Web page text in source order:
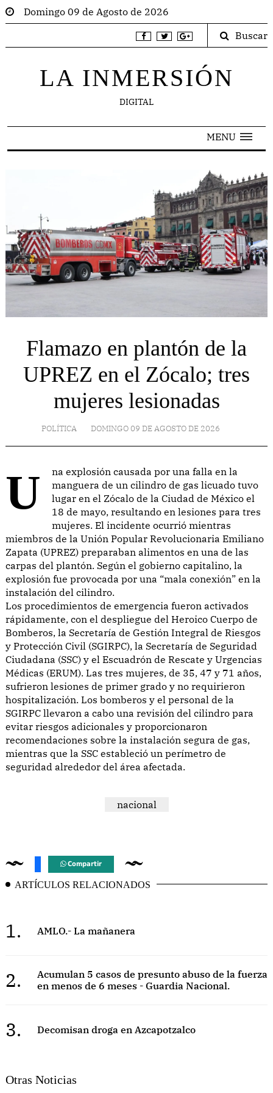
Domingo 09 de Agosto de 2026
Buscar
LA INMERSIÓN
DIGITAL
MENU
Flamazo en plantón de la
UPREZ en el Zócalo; tres
mujeres lesionadas
POLÍTICA DOMINGO 09 DE AGOSTO DE 2026
Una explosión causada por una falla en la
manguera de un cilindro de gas licuado tuvo
lugar en el Zócalo de la Ciudad de México el
18 de mayo, resultando en lesiones para tres
mujeres. El incidente ocurrió mientras
miembros de la Unión Popular Revolucionaria Emiliano
Zapata (UPREZ) preparaban alimentos en una de las
carpas del plantón. Según el gobierno capitalino, la
explosión fue provocada por una “mala conexión” en la
instalación del cilindro.
Los procedimientos de emergencia fueron activados
rápidamente, con el despliegue del Heroico Cuerpo de
Bomberos, la Secretaría de Gestión Integral de Riesgos
y Protección Civil (SGIRPC), la Secretaría de Seguridad
Ciudadana (SSC) y el Escuadrón de Rescate y Urgencias
Médicas (ERUM). Las tres mujeres, de 35, 47 y 71 años,
sufrieron lesiones de primer grado y no requirieron
hospitalización. Los bomberos y el personal de la
SGIRPC llevaron a cabo una revisión del cilindro para
evitar riesgos adicionales y proporcionaron
recomendaciones sobre la instalación segura de gas,
mientras que la SSC estableció un perímetro de
seguridad alrededor del área afectada.
nacional
Compartir
ARTÍCULOS RELACIONADOS
1. AMLO.- La mañanera
2.
Acumulan 5 casos de presunto abuso de la fuerza
en menos de 6 meses - Guardia Nacional.
3. Decomisan droga en Azcapotzalco
Otras Noticias